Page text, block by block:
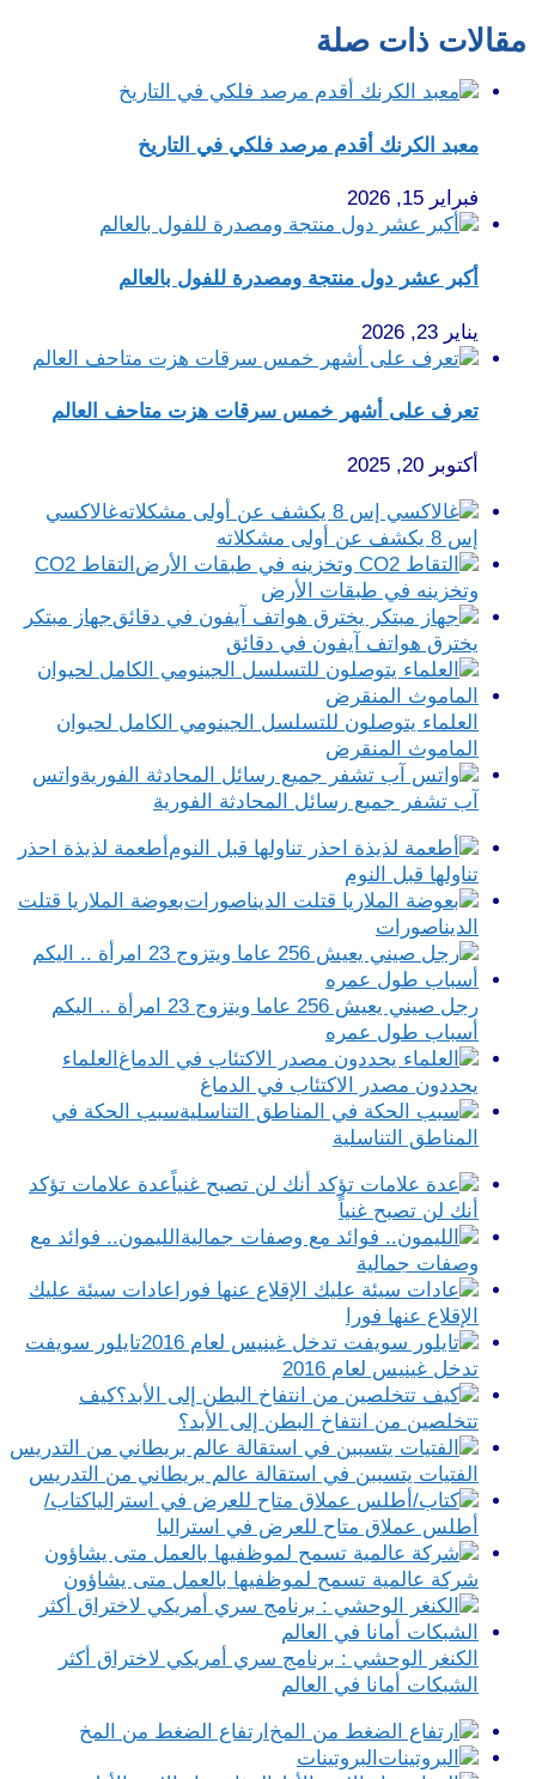
مقالات ذات صلة
معبد الكرنك أقدم مرصد فلكي في التاريخ
فبراير 15, 2026
أكبر عشر دول منتجة ومصدرة للفول بالعالم
يناير 23, 2026
تعرف على أشهر خمس سرقات هزت متاحف العالم
أكتوبر 20, 2025
غالاكسي
إس 8 يكشف عن أولى مشكلاته
التقاط CO2
وتخزينه في طبقات الأرض
جهاز مبتكر
يخترق هواتف آيفون في دقائق
العلماء يتوصلون للتسلسل الجينومي الكامل لحيوان
الماموث المنقرض
واتس
آب تشفر جميع رسائل المحادثة الفورية
أطعمة لذيذة احذر
تناولها قبل النوم
بعوضة الملاريا قتلت
الديناصورات
رجل صيني يعيش 256 عاما ويتزوج 23 امرأة .. اليكم
أسباب طول عمره
العلماء
يحددون مصدر الاكتئاب في الدماغ
سبب الحكة في
المناطق التناسلية
عدة علامات تؤكد
أنك لن تصبح غنياً
الليمون.. فوائد مع
وصفات جمالية
عادات سيئة عليك
الإقلاع عنها فورا
تايلور سويفت
تدخل غينيس لعام 2016
كيف
تتخلصين من انتفاخ البطن إلى الأبد؟
الفتيات يتسببن في استقالة عالم بريطاني من التدريس
كتاب/
أطلس عملاق متاح للعرض في استراليا
شركة عالمية تسمح لموظفيها بالعمل متى يشاؤون
الكنغر الوحشي : برنامج سري أمريكي لاختراق أكثر
الشبكات أمانا في العالم
ارتفاع الضغط من المخ
البروتينات